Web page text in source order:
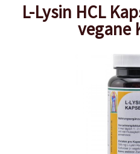
L-Lysin HCL
vegane